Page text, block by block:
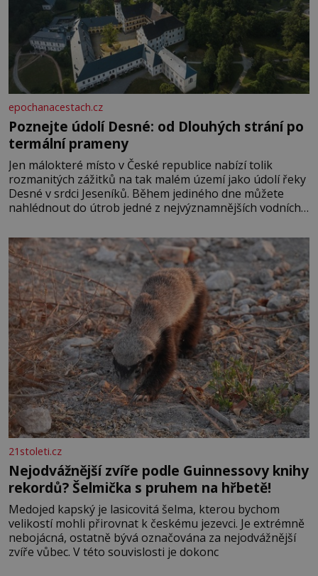
epochanacestach.cz
Poznejte údolí Desné: od Dlouhých strání po
termální prameny
Jen málokteré místo v České republice nabízí tolik
rozmanitých zážitků na tak malém území jako údolí řeky
Desné v srdci Jeseníků. Během jediného dne můžete
nahlédnout do útrob jedné z nejvýznamnějších vodních
se na koloběžce a den zakončit poznáváním památek ve
Velkých Losinách nebo v termálním
21stoleti.cz
Nejodvážnější zvíře podle Guinnessovy knihy
rekordů? Šelmička s pruhem na hřbetě!
Medojed kapský je lasicovitá šelma, kterou bychom
velikostí mohli přirovnat k českému jezevci. Je extrémně
nebojácná, ostatně bývá označována za nejodvážnější
zvíře vůbec. V této souvislosti je dokonc